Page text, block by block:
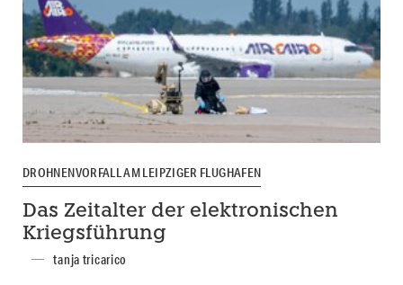
DROHNENVORFALL AM LEIPZIGER FLUGHAFEN
Das Zeitalter der elektronischen
Kriegsführung
tanja tricarico